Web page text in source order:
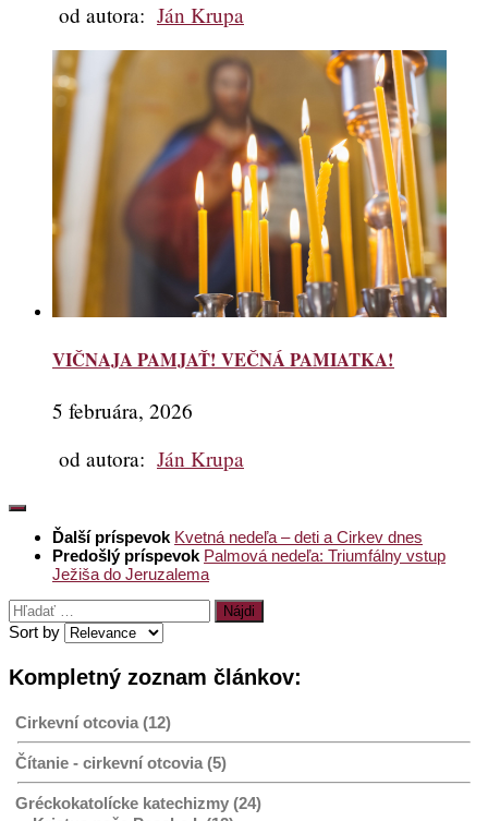
od autora: Ján Krupa
VIČNAJA PAMJAŤ! VEČNÁ PAMIATKA!
5 februára, 2026
od autora: Ján Krupa
Ďalší príspevok Kvetná nedeľa – deti a Cirkev dnes
Predošlý príspevok Palmová nedeľa: Triumfálny vstup
Ježiša do Jeruzalema
Hľadať:
Sort by
Kompletný zoznam článkov:
Cirkevní otcovia (12)
Čítanie - cirkevní otcovia (5)
Gréckokatolícke katechizmy (24)